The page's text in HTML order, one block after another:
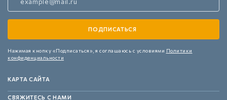
Нажимая кнопку «Подписаться», я соглашаюсь с условиями Политики
конфиденциальности
КАРТА САЙТА
СВЯЖИТЕСЬ С НАМИ